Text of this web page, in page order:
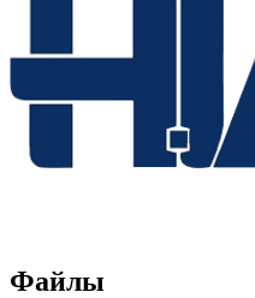
Файлы